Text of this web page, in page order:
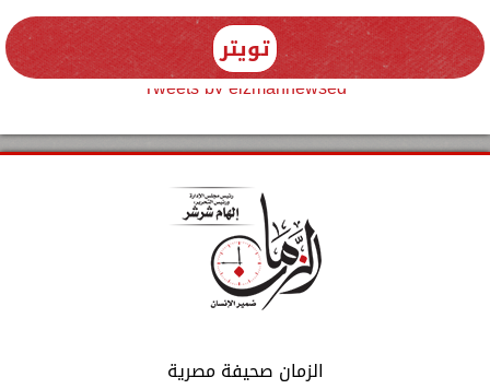
تويتر
Tweets by elzmannewseg
الزمان صحيفة مصرية